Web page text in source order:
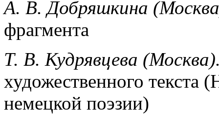
А. В. Добряшкина
фрагмента
Т. В. Кудрявцева
художественного текста
немецкой поэзии)